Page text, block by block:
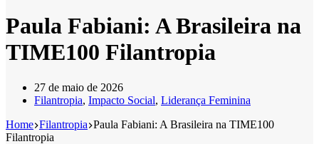
Paula Fabiani: A Brasileira na
TIME100 Filantropia
27 de maio de 2026
Filantropia, Impacto Social, Liderança Feminina
Home Filantropia Paula Fabiani: A Brasileira na TIME100
Filantropia